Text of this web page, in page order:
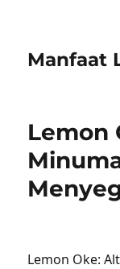
Manfaat
Lemon
Lemon Oke: